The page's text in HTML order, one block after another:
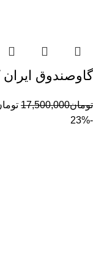
گاوصندوق ایران
تومان17,500,000
-23%